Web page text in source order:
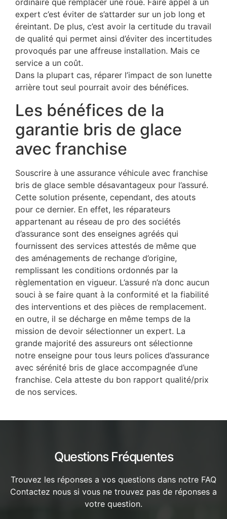
ordinaire que remplacer une roue. Faire appel à un
expert c’est éviter de s’attarder sur un job long et
éreintant. De plus, c’est avoir la certitude du travail
de qualité qui permet ainsi d’éviter des incertitudes
provoqués par une affreuse installation. Mais ce
service a un coût.
Dans la plupart cas, réparer l’impact de son lunette
arrière tout seul pourrait avoir des bénéfices.
Les bénéfices de la
garantie bris de glace
avec franchise
Souscrire à une assurance véhicule avec franchise
bris de glace semble désavantageux pour l’assuré.
Cette solution présente, cependant, des atouts
pour ce dernier. En effet, les réparateurs
appartenant au réseau de pro des sociétés
d’assurance sont des enseignes agréés qui
fournissent des services attestés de même que
des aménagements de rechange d’origine,
remplissant les conditions ordonnés par la
règlementation en vigueur. L’assuré n’a donc aucun
souci à se faire quant à la conformité et la fiabilité
des interventions et des pièces de remplacement.
en outre, il se décharge en même temps de la
mission de devoir sélectionner un expert. La
grande majorité des assureurs ont sélectionne
notre enseigne pour tous leurs polices d’assurance
avec sérénité bris de glace accompagnée d’une
franchise. Cela atteste du bon rapport qualité/prix
de nos services.
Questions Fréquentes
Trouvez les réponses a vos questions dans notre FAQ
Contactez nous si vous ne trouvez pas de réponses a
votre question.